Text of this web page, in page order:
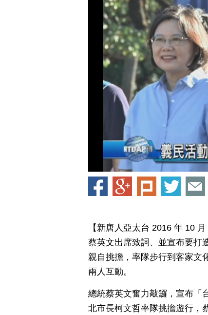
【新唐人亞太台 2016 年 10
蔡英文出席致詞、並宣布要打
親自挑擔，率隊步行到客家文
兩人互動。
總統蔡英文奮力敲鑼，宣布「
北市長柯文哲率隊挑擔遊行，